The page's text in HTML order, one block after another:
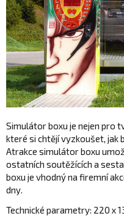
Simulátor boxu je nejen pro
které si chtějí vyzkoušet, jak
Atrakce simulátor boxu
ostatních soutěžících a
boxu je vhodný na firemní
dny.
Technické parametry: 220 x